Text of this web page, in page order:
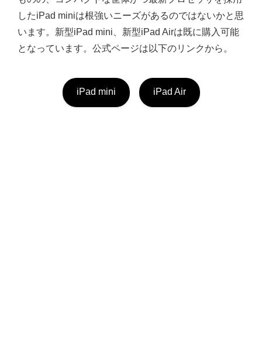
したiPad miniは根強いニーズがあるのではないかと思
います。新型iPad mini、新型iPad Airは既に購入可能
となっています。公式ページは以下のリンクから。
iPad mini iPad Air